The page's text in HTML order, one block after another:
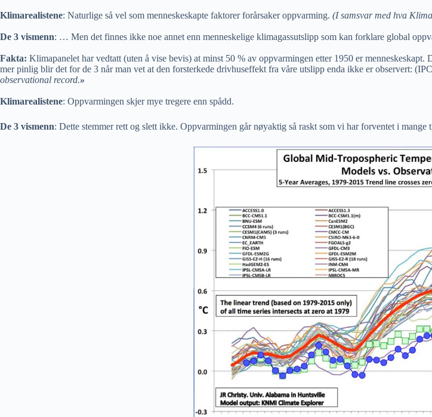
Klimarealistene: Naturlige så vel som menneskeskapte faktorer forårsaker oppvarming. (I samsvar med hva
De 3 vismenn: … Men det finnes ikke noe annet enn menneskelige klimagassutslipp som kan forklare global
Fakta: Klimapanelet har vedtatt (uten å vise bevis) at minst 50 % av oppvarmingen etter 1950 er
mer pinlig blir det for de 3 når man vet at den forsterkede drivhuseffekt fra våre utslipp enda ikke er observert:
observational record.»
Klimarealistene: Oppvarmingen skjer mye tregere enn spådd.
De 3 vismenn: Dette stemmer rett og slett ikke. Oppvarmingen går nøyaktig så raskt som vi har forventet i mange